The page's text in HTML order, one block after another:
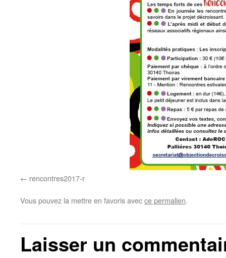
rencontres2017-r
Vous pouvez la mettre en favoris avecce permalien.
Laisser un